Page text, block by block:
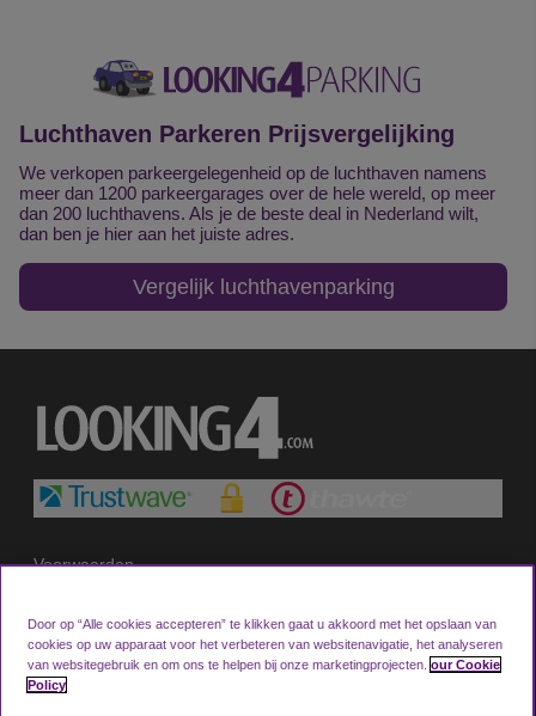
Luchthaven Parkeren Prijsvergelijking
We verkopen parkeergelegenheid op de luchthaven namens
meer dan 1200 parkeergarages over de hele wereld, op meer
dan 200 luchthavens. Als je de beste deal in Nederland wilt,
dan ben je hier aan het juiste adres.
Vergelijk luchthavenparking
Voorwaarden
Cookie Policy
Neem contact met ons op
Door op “Alle cookies accepteren” te klikken gaat u akkoord met het opslaan van
cookies op uw apparaat voor het verbeteren van websitenavigatie, het analyseren
van websitegebruik en om ons te helpen bij onze marketingprojecten. our Cookie
Policy